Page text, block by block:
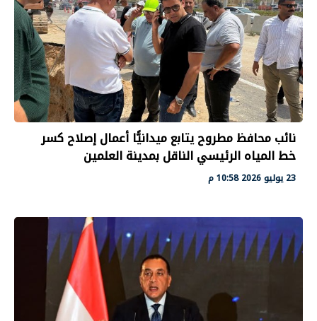
نائب محافظ مطروح يتابع ميدانيًّا أعمال إصلاح كسر
خط المياه الرئيسي الناقل بمدينة العلمين
23 يوليو 2026 10:58 م